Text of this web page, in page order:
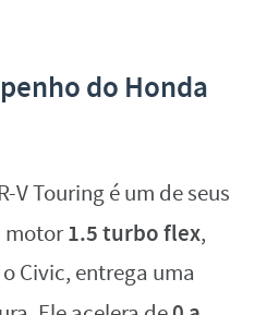
do Honda
V Touring é um de seus
motor1.5 turbo flex,
Civic, entrega uma